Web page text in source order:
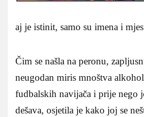
aj je istinit, samo su imena i
Čim se našla na peronu,
neugodan miris mnoštva
fudbalskih navijača i prije nego
dešava, osjetila je kako joj se